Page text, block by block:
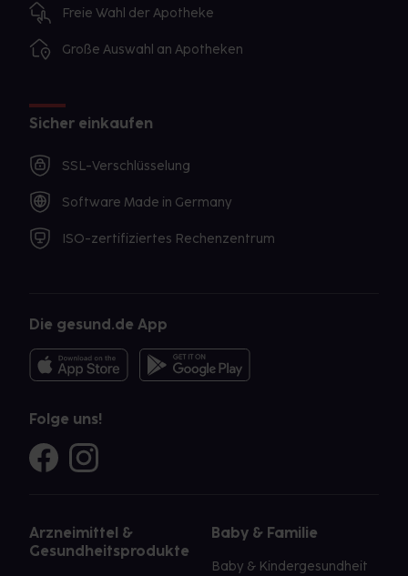
Freie Wahl der Apotheke
Große Auswahl an Apotheken
Sicher einkaufen
SSL-Verschlüsselung
Software Made in Germany
ISO-zertifiziertes Rechenzentrum
Die gesund.de App
Folge uns!
Arzneimittel &
Gesundheitsprodukte
Baby & Familie
Baby & Kindergesundheit